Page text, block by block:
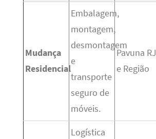
Mudança
Residencial
Embalagem,
montagem,
desmontagem
e
transporte
seguro de
móveis.
Pavuna RJ
e Região
Logística